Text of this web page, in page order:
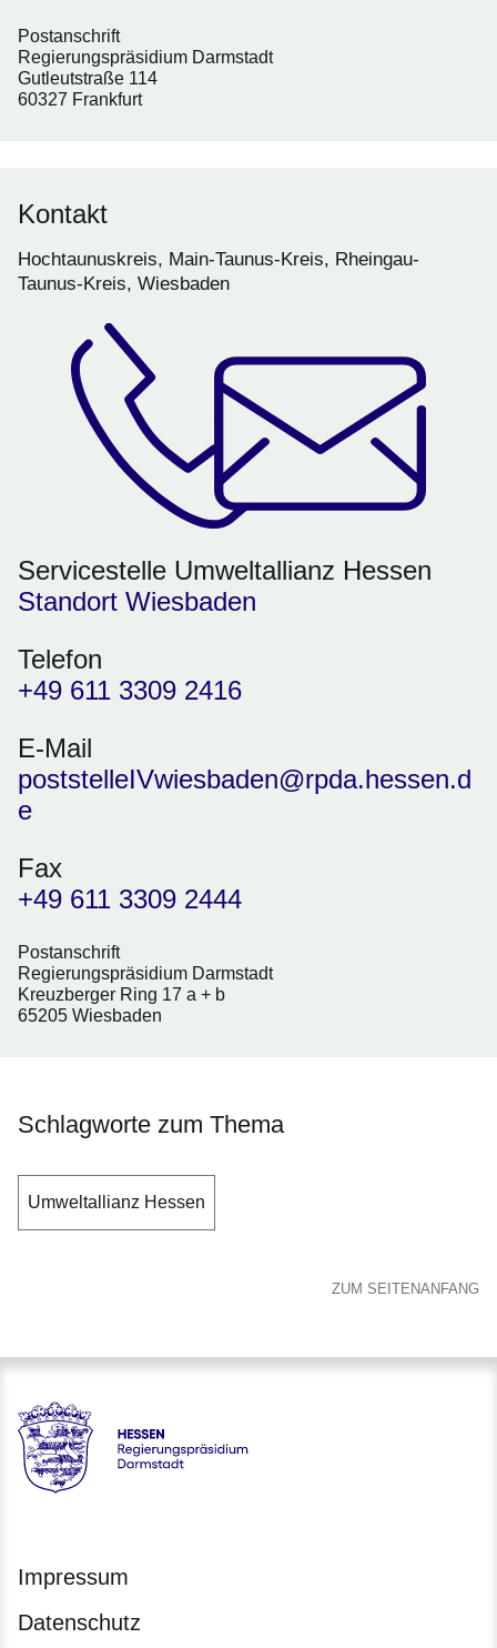
Postanschrift
Regierungspräsidium Darmstadt
Gutleutstraße 114
60327 Frankfurt
Kontakt
Hochtaunuskreis, Main-Taunus-Kreis, Rheingau-
Taunus-Kreis, Wiesbaden
Servicestelle Umweltallianz Hessen
Standort Wiesbaden
Telefon
+49 611 3309 2416
E-Mail
poststelleIVwiesbaden@rpda.hessen.d
e
Fax
+49 611 3309 2444
Postanschrift
Regierungspräsidium Darmstadt
Kreuzberger Ring 17 a + b
65205 Wiesbaden
Schlagworte zum Thema
Umweltallianz Hessen
ZUM SEITENANFANG
Hessen - Regierungspräsidium Darmstadt
Impressum
Datenschutz